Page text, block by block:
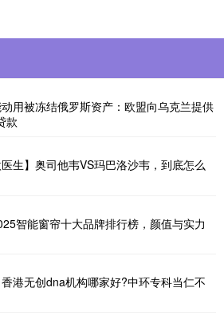
用被冻结俄罗斯资产：欧盟向乌克兰提供
款
生】奥司他韦VS玛巴洛沙韦，到底怎么
智能窗帘十大品牌排行榜，颜值与实力
港无创dna机构哪家好?中环专科当仁不